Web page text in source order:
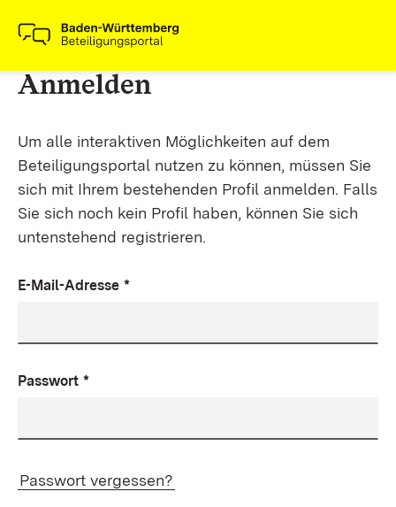
Anmelden
Um alle interaktiven Möglichkeiten auf dem
Beteiligungsportal nutzen zu können, müssen Sie
sich mit Ihrem bestehenden Profil anmelden. Falls
Sie sich noch kein Profil haben, können Sie sich
untenstehend registrieren.
E-Mail-Adresse *
Passwort *
Passwort vergessen?